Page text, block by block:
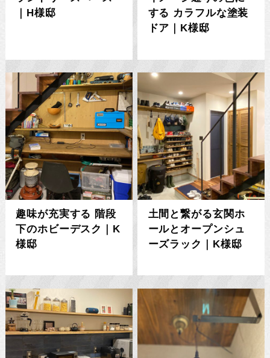
｜H様邸
する カラフルな塗装
ドア｜K様邸
趣味が充実する 階段
下のホビーデスク｜K
様邸
土間と繋がる玄関ホ
ールとオープンシュ
ーズラック｜K様邸